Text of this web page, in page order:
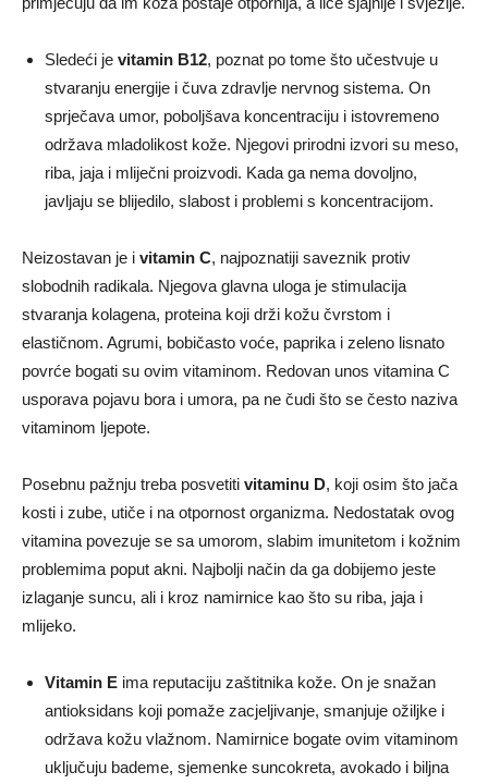
Sledeći je vitamin B12, poznat po tome što učestvuje u
stvaranju energije i čuva zdravlje nervnog sistema. On
sprječava umor, poboljšava koncentraciju i istovremeno
održava mladolikost kože. Njegovi prirodni izvori su meso,
riba, jaja i mliječni proizvodi. Kada ga nema dovoljno,
javljaju se blijedilo, slabost i problemi s koncentracijom.
Neizostavan je i vitamin C, najpoznatiji saveznik protiv
slobodnih radikala. Njegova glavna uloga je stimulacija
stvaranja kolagena, proteina koji drži kožu čvrstom i
elastičnom. Agrumi, bobičasto voće, paprika i zeleno lisnato
povrće bogati su ovim vitaminom. Redovan unos vitamina C
usporava pojavu bora i umora, pa ne čudi što se često naziva
vitaminom ljepote.
Posebnu pažnju treba posvetiti vitaminu D, koji osim što jača
kosti i zube, utiče i na otpornost organizma. Nedostatak ovog
vitamina povezuje se sa umorom, slabim imunitetom i kožnim
problemima poput akni. Najbolji način da ga dobijemo jeste
izlaganje suncu, ali i kroz namirnice kao što su riba, jaja i
mlijeko.
Vitamin E ima reputaciju zaštitnika kože. On je snažan
antioksidans koji pomaže zacjeljivanje, smanjuje ožiljke i
održava kožu vlažnom. Namirnice bogate ovim vitaminom
uključuju bademe, sjemenke suncokreta, avokado i biljna